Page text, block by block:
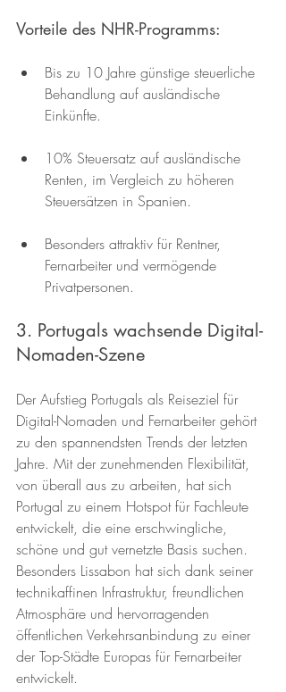
Vorteile des NHR-Programms:
Bis zu 10 Jahre günstige steuerliche
Behandlung auf ausländische
Einkünfte.
10% Steuersatz auf ausländische
Renten, im Vergleich zu höheren
Steuersätzen in Spanien.
Besonders attraktiv für Rentner,
Fernarbeiter und vermögende
Privatpersonen.
3. Portugals wachsende Digital-
Nomaden-Szene
Der Aufstieg Portugals als Reiseziel für
Digital-Nomaden und Fernarbeiter gehört
zu den spannendsten Trends der letzten
Jahre. Mit der zunehmenden Flexibilität,
von überall aus zu arbeiten, hat sich
Portugal zu einem Hotspot für Fachleute
entwickelt, die eine erschwingliche,
schöne und gut vernetzte Basis suchen.
Besonders Lissabon hat sich dank seiner
technikaffinen Infrastruktur, freundlichen
Atmosphäre und hervorragenden
öffentlichen Verkehrsanbindung zu einer
der Top-Städte Europas für Fernarbeiter
entwickelt.